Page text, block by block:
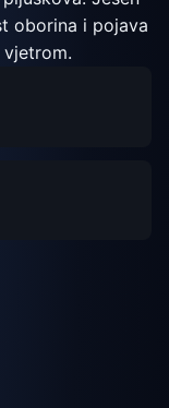
oborina i pojava